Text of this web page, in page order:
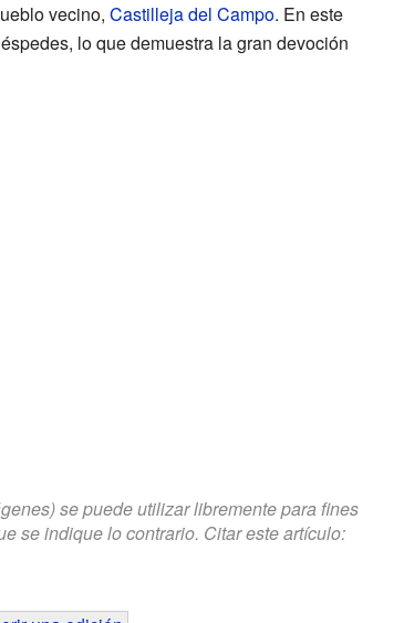
vecino, Castilleja del Campo. En este
lo que demuestra la gran devoción
se puede utilizar libremente para fines
se indique lo contrario. Citar este artículo: